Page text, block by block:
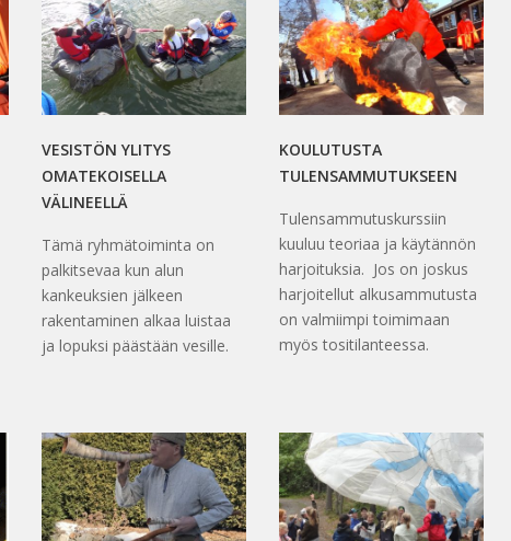
VESISTÖN YLITYS
OMATEKOISELLA
VÄLINEELLÄ
Tämä ryhmätoiminta on
palkitsevaa kun alun
kankeuksien jälkeen
rakentaminen alkaa luistaa
ja lopuksi päästään vesille.
KOULUTUSTA
TULENSAMMUTUKSEEN
Tulensammutuskurssiin
kuuluu teoriaa ja käytännön
harjoituksia. Jos on joskus
harjoitellut alkusammutusta
on valmiimpi toimimaan
myös tositilanteessa.